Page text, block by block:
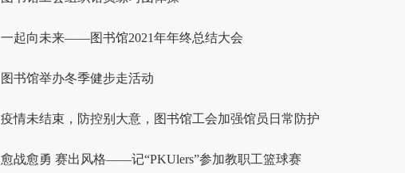
一起向未来——图书馆2021年年终总结大会
图书馆举办冬季健步走活动
疫情未结束，防控别大意，图书馆工会加强馆员日常防护
愈战愈勇 赛出风格——记“PKUlers”参加教职工篮球赛